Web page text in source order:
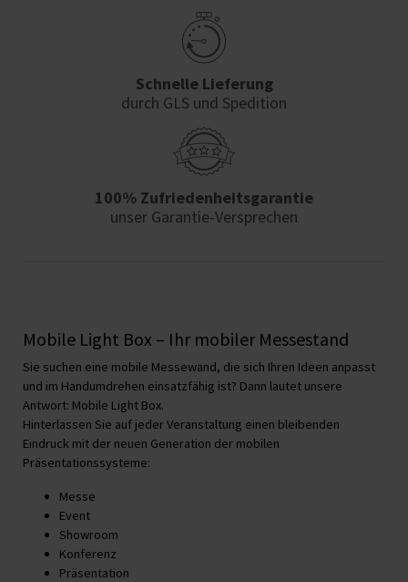
Schnelle Lieferung
durch GLS und Spedition
100% Zufriedenheits­garantie
unser Garantie-Versprechen
Mobile Light Box – Ihr mobiler Messestand
Sie suchen eine mobile Messewand, die sich Ihren Ideen anpasst
und im Handumdrehen einsatzfähig ist? Dann lautet unsere
Antwort: Mobile Light Box.
Hinterlassen Sie auf jeder Veranstaltung einen bleibenden
Eindruck mit der neuen Generation der mobilen
Präsentationssysteme:
Messe
Event
Showroom
Konferenz
Präsentation